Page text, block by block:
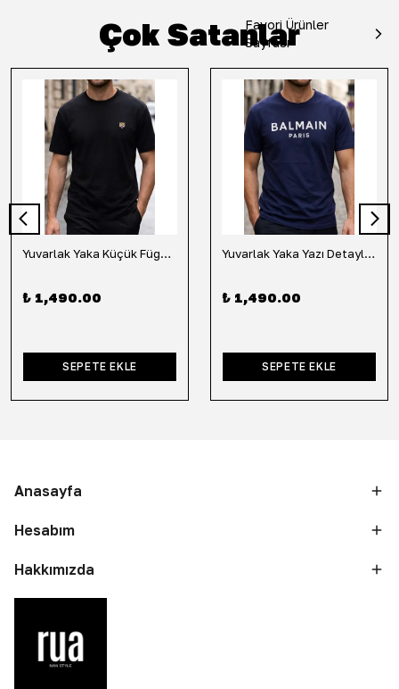
Çok Satanlar
Favori Ürünler
Sayfası
Yuvarlak Yaka Küçük Fügür Detaylı Tişört-Siyah
₺ 1,490.00
SEPETE EKLE
Yuvarlak Yaka Yazı Detaylı Tişört-Lacivert
₺ 1,490.00
SEPETE EKLE
Anasayfa
Hesabım
Hakkımızda